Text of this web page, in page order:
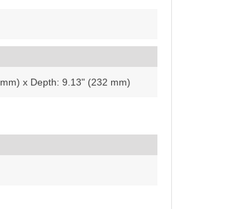
x Depth: 9.13" (232 mm)